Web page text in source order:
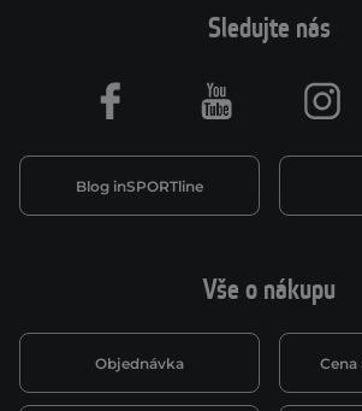
Vše o nákupu
Objednávka Cena
Sledujte nás
Blog inSPORTline
Facebook Youtube